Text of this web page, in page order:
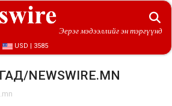
Эерэг мэдээллийг эн тэргүүнд
USD | 3585
NEWSWIRE.MN